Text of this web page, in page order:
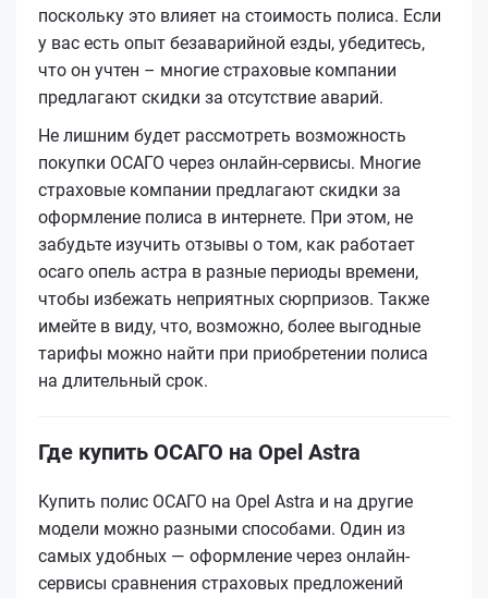
поскольку это влияет на стоимость полиса. Если
у вас есть опыт безаварийной езды, убедитесь,
что он учтен – многие страховые компании
предлагают скидки за отсутствие аварий.
Не лишним будет рассмотреть возможность
покупки ОСАГО через онлайн-сервисы. Многие
страховые компании предлагают скидки за
оформление полиса в интернете. При этом, не
забудьте изучить отзывы о том, как работает
осаго опель астра в разные периоды времени,
чтобы избежать неприятных сюрпризов. Также
имейте в виду, что, возможно, более выгодные
тарифы можно найти при приобретении полиса
на длительный срок.
Где купить ОСАГО на Opel Astra
Купить полис ОСАГО на Opel Astra и на другие
модели можно разными способами. Один из
самых удобных — оформление через онлайн-
сервисы сравнения страховых предложений